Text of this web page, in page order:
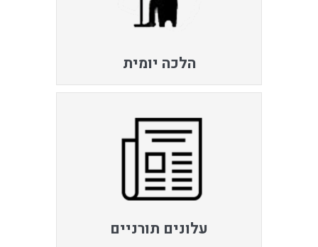
הלכה יומית
עלונים תורניים